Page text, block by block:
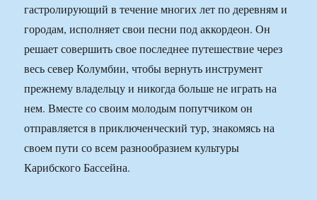
гастролирующий в течение многих лет по деревням и
городам, исполняет свои песни под аккордеон. Он
решает совершить свое последнее путешествие через
весь север Колумбии, чтобы вернуть инструмент
прежнему владельцу и никогда больше не играть на
нем. Вместе со своим молодым попутчиком он
отправляется в приключенческий тур, знакомясь на
своем пути со всем разнообразием культуры
Карибского Бассейна.